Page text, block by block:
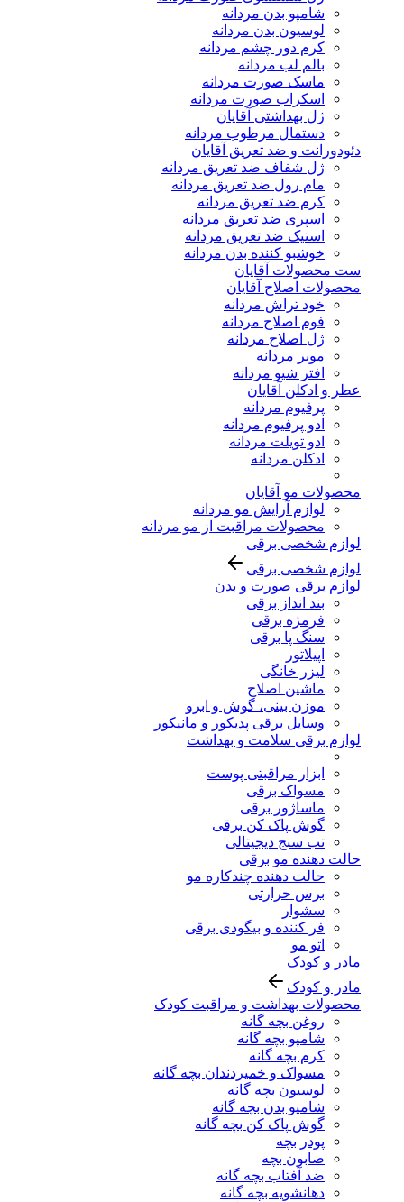
شامپو بدن مردانه
لوسیون بدن مردانه
کرم دور چشم مردانه
بالم لب مردانه
ماسک صورت مردانه
اسکراب صورت مردانه
ژل بهداشتی آقایان
دستمال مرطوب مردانه
دئودورانت و ضد تعریق آقایان
ژل شفاف ضد تعریق مردانه
مام رول ضد تعریق مردانه
کرم ضد تعریق مردانه
اسپری ضد تعریق مردانه
استیک ضد تعریق مردانه
خوشبو کننده بدن مردانه
ست محصولات آقایان
محصولات اصلاح آقایان
خود تراش مردانه
فوم اصلاح مردانه
ژل اصلاح مردانه
موبر مردانه
افتر شیو مردانه
عطر و ادکلن آقایان
پرفیوم مردانه
ادو پرفیوم مردانه
ادو تویلت مردانه
ادکلن مردانه
محصولات مو آقایان
لوازم آرایش مو مردانه
محصولات مراقبت از مو مردانه
لوازم شخصی برقی
لوازم شخصی برقی
لوازم برقی صورت و بدن
بند انداز برقی
فرمژه برقی
سنگ پا برقی
اپیلاتور
لیزر خانگی
ماشین اصلاح
موزن بینی، گوش و ابرو
وسایل برقی پدیکور و مانیکور
لوازم برقی سلامت و بهداشت
ابزار مراقبتی پوست
مسواک برقی
ماساژور برقی
گوش پاک کن برقی
تب سنج دیجیتالی
حالت دهنده مو برقی
حالت دهنده چندکاره مو
برس حرارتی
سشوار
فر کننده و بیگودی برقی
اتو مو
مادر و کودک
مادر و کودک
محصولات بهداشت و مراقبت کودک
روغن بچه گانه
شامپو بچه گانه
کرم بچه گانه
مسواک و خمیردندان بچه گانه
لوسیون بچه گانه
شامپو بدن بچه گانه
گوش پاک کن بچه گانه
پودر بچه
صابون بچه
ضد آفتاب بچه گانه
دهانشویه بچه گانه